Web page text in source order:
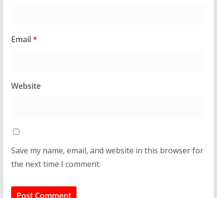
Email*
Website
Save my name, email, and website in this browser for
the next time I comment.